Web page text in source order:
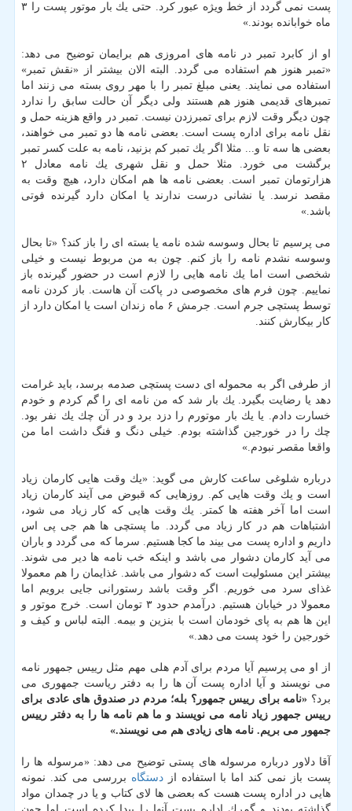
پست نمی گردد از خط ویژه عبور كرد. حتی یك بار موتور پست را ۳
ماه خوابانده بودند.»
او از كابرد تمبر در نامه های امروزی هم برایمان توضیح می دهد:
«تمبر هنوز هم استفاده می گردد. البته الان بیشتر از «نقش تمبر»
استفاده می نمایند. یعنی مبلغ تمبر را با مهر روی بسته می زنند اما
تمبرهای قدیمی هنوز هم هستند ولی دیگر آن حالت سابق را ندارد
چون دیگر وقت لازم برای تمبرزدن نیست. تمبر در واقع هزینه حمل و
نقل نامه برای اداره پست است. بعضی نامه ها دو تمبر می خواهند،
بعضی ها سه تا و... مثلا اگر یك تمبر كم بزنید، نامه به علت كسر تمبر
برگشت می خورد. مثلا حمل و نقل شهری یك نامه معادل ۲
هزارتومان تمبر است. بعضی نامه ها هم امكان دارد، هیچ وقت به
مقصد نرسد. یا نشانی درست ندارند یا امكان دارد گیرنده فوتی
باشد.»
می پرسیم تا بحال وسوسه شده نامه یا بسته ای را باز كند؟ «تا بحال
وسوسه نشدم نامه را باز كنم. چون به من مربوط نیست و خیلی
شخصی است اما یك نامه هایی را لازم است در حضور گیرنده باز
نماییم. چون فرم های مخصوصی در پاكت آن هاست. باز كردن نامه
توسط پستچی جرم است. جرمش ۶ ماه زندان است یا امكان دارد از
كار بیكارش كنند.
از طرفی اگر به محموله ای دست پستچی صدمه برسد، باید غرامت
دهد یا رضایت بگیرد. یك بار شد كه من نامه ای را گم كردم و خودم
خسارت دادم. یا یك بار موتورم را دزد برد و در آن چك یك نفر بود.
چك را در خورجین گذاشته بودم. خیلی دنگ و فنگ داشت اما من
واقعا مقصر نبودم.»
درباره شلوغی ساعت كارش می گوید: «یك وقت هایی كارمان زیاد
است و یك وقت هایی كم. روزهایی كه قبوض می آیند كارمان زیاد
است اما آخر هفته ها كمتر. یك وقت هایی كه كار زیاد می شود،
اشتباهات هم در كار زیاد می گردد. ما پستچی ها هم جی پی اس
داریم و اداره پست می بیند ما كجا هستیم. سرما كه می گردد و باران
می آید كارمان دشوار می باشد و اینكه خب نامه ها دیر می شوند.
بیشتر این مسئولیت است كه دشوار می باشد. غذایمان را هم معمولا
غذای سرد می خوریم. اگر وقت باشد رستورانی جایی برویم اما
معمولا در خیابان هستیم. درآمدم حدود ۳ تومان است. خرج موتور و
این ها هم به پای خودمان است با بنزین و بیمه. البته لباس و كیف و
خورجین را خود پست می دهد.»
از او می پرسیم آیا مردم برای آدم هلی مهم مثل رییس جمهور نامه
می نویسند و آیا اداره پست آن ها را به دفتر ریاست جمهوری می
برد؟ «نامه برای رییس جمهور؟ بله؛ مردم در صندوق های عادی برای
رییس جمهور زیاد نامه می نویسند و ما هم نامه ها را به دفتر رییس
جمهور می بریم. نامه های زیادی هم می نویسند.»
آقا دلاور درباره مرسوله های پستی توضیح می دهد: «مرسوله ها را
پست باز نمی كند اما با استفاده ازدستگاه بررسی می كند. نمونه
هایی در اداره پست هست كه بعضی ها لای كتاب و یا در چمدان مواد
گذاشته بودند و گمرك اداره پست آنها را پیدا كرده است اما چون